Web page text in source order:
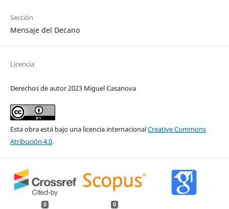
Sección
Mensaje del Decano
Licencia
Derechos de autor 2023 Miguel Casanova
Esta obra está bajo una licencia internacionalCreative Commons
Atribución 4.0.
0 0